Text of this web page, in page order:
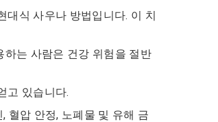
대식 사우나 방법입니다. 이 치
는 사람은 건강 위험을 절반
고 있습니다.
혈압 안정, 노폐물 및 유해 금